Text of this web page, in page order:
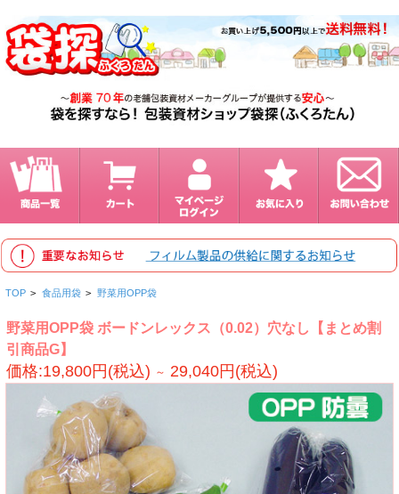
TOP > 食品用袋 > 野菜用OPP袋
野菜用OPP袋 ボードンレックス（0.02）穴なし【まとめ割
引商品G】
価格:19,800円(税込) ～ 29,040円(税込)